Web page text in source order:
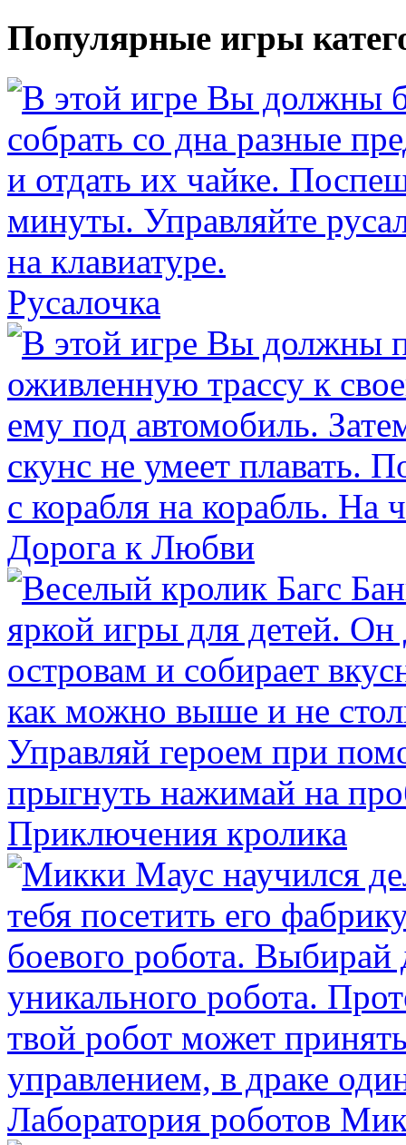
Популярные игры
Русалочка
Дорога к Любви
Приключения кролика
Лаборатория роботов